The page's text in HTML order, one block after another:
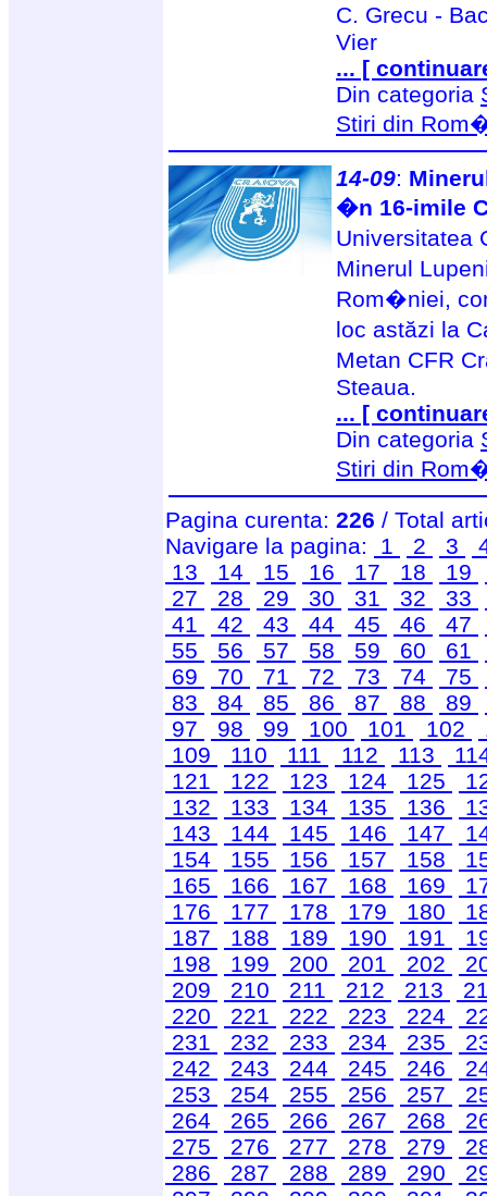
C. Grecu -
Vier
... [
Din categoria
Stiri din
14-09:
�n 16-imile
Minerul
Rom�niei,
loc astăzi la
Metan CFR
Steaua.
... [
Din categoria
Stiri din
Pagina curenta: 226 / Total
Navigare la pagina:
1 2 3
13
14 15 16 17 18 19
27
28 29 30 31 32 33
41
42 43 44 45 46 47
55
56 57 58 59 60 61
69
70 71 72 73 74 75
83
84 85 86 87 88 89
97
98 99 100 101 102
109
110 111 112 113
121
122 123 124 125
132
133 134 135 136
143
144 145 146 147
154
155 156 157 158
165
166 167 168 169
176
177 178 179 180
187
188 189 190 191
198
199 200 201 202
209
210 211 212 213
220
221 222 223 224
231
232 233 234 235
242
243 244 245 246
253
254 255 256 257
264
265 266 267 268
275
276 277 278 279
286
287 288 289 290